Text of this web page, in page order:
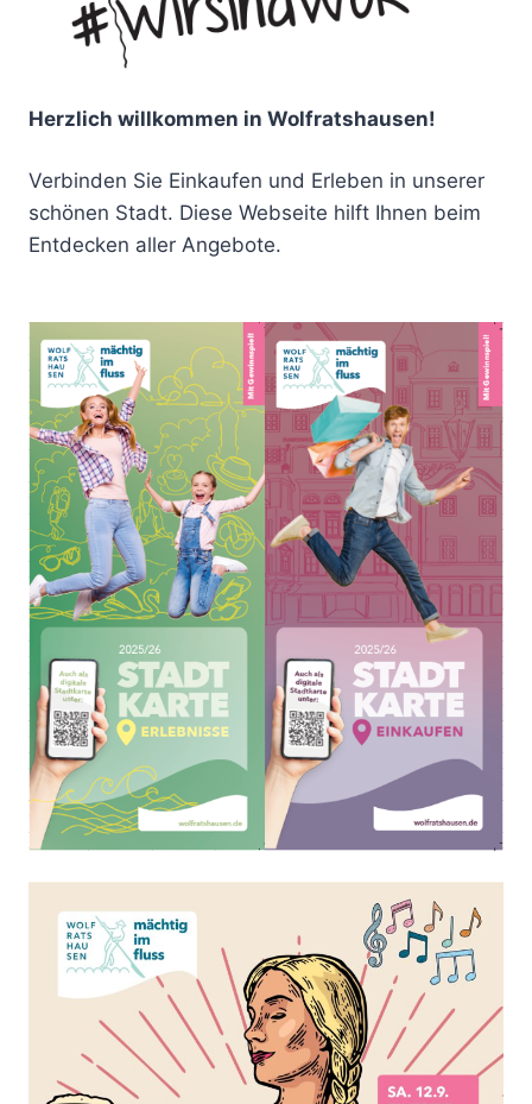
Herzlich willkommen in Wolfratshausen!
Verbinden Sie Einkaufen und Erleben in unserer
schönen Stadt. Diese Webseite hilft Ihnen beim
Entdecken aller Angebote.